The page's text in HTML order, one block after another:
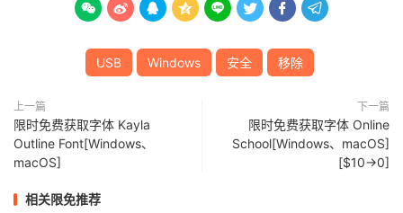
       
USB Windows 安全 移除
上一篇
限时免费获取字体 Kayla
Outline Font[Windows、
macOS]
下一篇
限时免费获取字体 Online
School[Windows、macOS]
[$10→0]
相关限免推荐